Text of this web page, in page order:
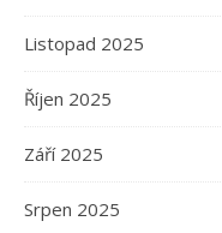
Listopad 2025
Říjen 2025
Září 2025
Srpen 2025